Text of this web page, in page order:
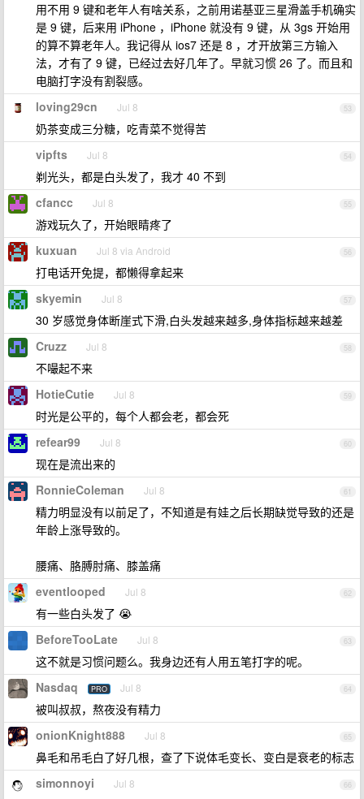
用不用 9 键和老年人有啥关系，之前用诺基亚三星滑盖手机确实
是 9 键，后来用 iPhone ，iPhone 就没有 9 键，从 3gs 开始用
的算不算老年人。我记得从 ios7 还是 8 ，才开放第三方输入
法，才有了 9 键，已经过去好几年了。早就习惯 26 了。而且和
电脑打字没有割裂感。
53
loving29cn Jul 8
奶茶变成三分糖，吃青菜不觉得苦
54
vipfts Jul 8
剃光头，都是白头发了，我才 40 不到
55
cfancc Jul 8
游戏玩久了，开始眼睛疼了
56
kuxuan Jul 8 via Android
打电话开免提，都懒得拿起来
57
skyemin Jul 8
30 岁感觉身体断崖式下滑,白头发越来越多,身体指标越来越差
58
Cruzz Jul 8
不嘬起不来
59
HotieCutie Jul 8
时光是公平的，每个人都会老，都会死
60
refear99 Jul 8
现在是流出来的
61
RonnieColeman Jul 8
精力明显没有以前足了，不知道是有娃之后长期缺觉导致的还是
年龄上涨导致的。
腰痛、胳膊肘痛、膝盖痛
62
eventlooped Jul 8
有一些白头发了 😭
63
BeforeTooLate Jul 8
这不就是习惯问题么。我身边还有人用五笔打字的呢。
64
Nasdaq PRO Jul 8
被叫叔叔，熬夜没有精力
65
onionKnight888 Jul 8
鼻毛和吊毛白了好几根，查了下说体毛变长、变白是衰老的标志
66
simonnoyi Jul 8